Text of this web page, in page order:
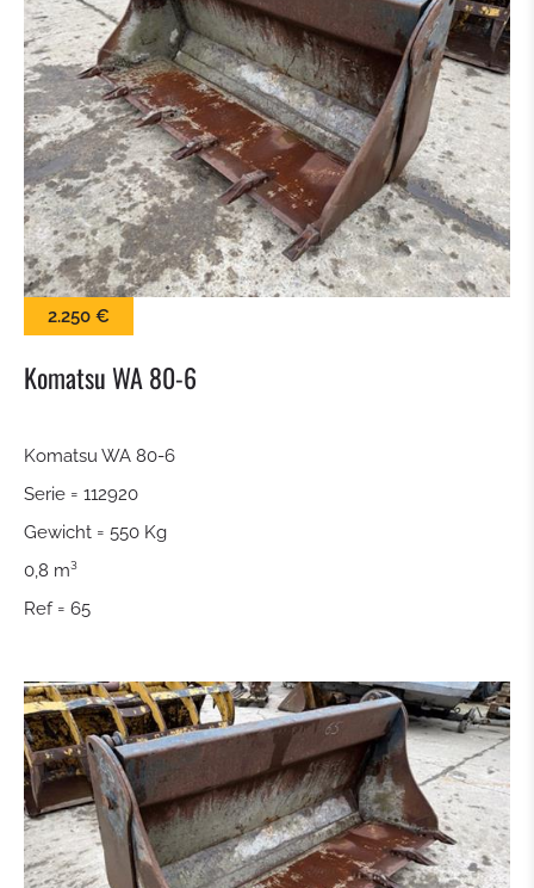
KLAPPSCHAUFEL (4IN1 SCHAUFEL)
HOCHKIPPSCHAUFEL
KEHRBÜRSTE
SCHNEESCHILD
BALLENZANGE
KROKODILGEBISS ZANGE
SCHNELLWECHSLER
TILTROTATOR
GRABENRÄUMLÖFFEL
HYDR. GRABENRÄUMLÖFFEL
PLATINEN FÜR HAMMER - GREIFER - USW.
2.250 €
Komatsu WA 80-6
Komatsu WA 80-6
Serie = 112920
Gewicht = 550 Kg
0,8 m³
Ref = 65